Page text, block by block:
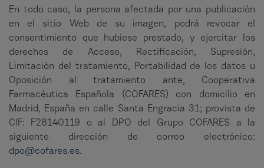
En todo caso, la persona afectada por una publicación
en el sitio Web de su imagen, podrá revocar el
consentimiento que hubiese prestado, y ejercitar los
derechos de Acceso, Rectificación, Supresión,
Limitación del tratamiento, Portabilidad de los datos u
Oposición al tratamiento ante, Cooperativa
Farmacéutica Española (COFARES) con domicilio en
Madrid, España en calle Santa Engracia 31; provista de
CIF: F28140119 o al DPO del Grupo COFARES a la
siguiente dirección de correo electrónico:
dpo@cofares.es.